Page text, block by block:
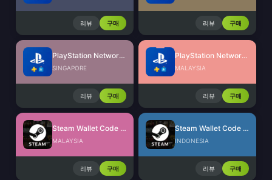
리뷰 구매 리뷰 구매
PlayStation Network Card (SG)
SINGAPORE
리뷰 구매
PlayStation Network Card (MY)
MALAYSIA
리뷰 구매
Steam Wallet Code (MYR)
MALAYSIA
리뷰 구매
Steam Wallet Code (IDR)
INDONESIA
리뷰 구매